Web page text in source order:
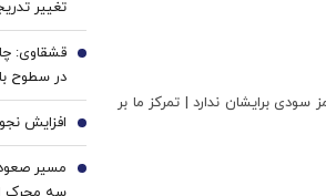
برایشان ندارد | تمرکز ما بر
تغییر
علیه
قشقاوی:
در سطوح بالاتر
4
افزایش 5
مسیر
6